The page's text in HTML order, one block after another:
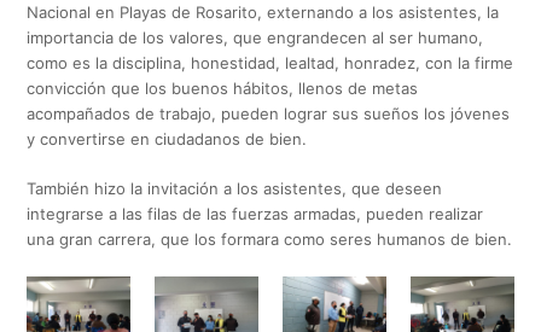
Nacional en Playas de Rosarito, externando a los asistentes, la
importancia de los valores, que engrandecen al ser humano,
como es la disciplina, honestidad, lealtad, honradez, con la firme
convicción que los buenos hábitos, llenos de metas
acompañados de trabajo, pueden lograr sus sueños los jóvenes
y convertirse en ciudadanos de bien.
También hizo la invitación a los asistentes, que deseen
integrarse a las filas de las fuerzas armadas, pueden realizar
una gran carrera, que los formara como seres humanos de bien.